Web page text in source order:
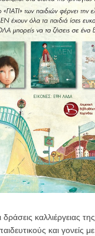
δράσεις καλλιέργειας
και γονείς